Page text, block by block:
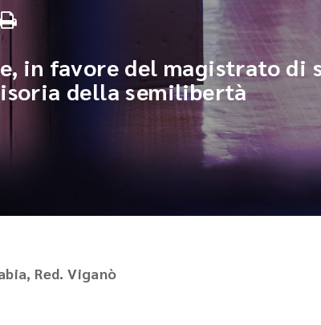
in favore del magistrato
della semilibertà
Red. Viganò